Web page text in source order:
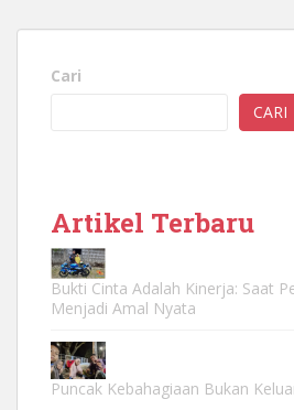
Cari
CARI
Artikel Terbaru
Bukti Cinta Adalah Kinerja: Saat
Menjadi Amal Nyata
Puncak Kebahagiaan Bukan